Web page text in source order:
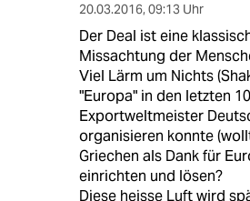
20.03.2016, 09:13 Uhr
Der Deal ist eine
Missachtung der
Viel Lärm um Nichts
"Europa" in den letzten
Exportweltmeister
organisieren konnte
Griechen als Dank für
einrichten und lösen?
Diese heisse Luft wird